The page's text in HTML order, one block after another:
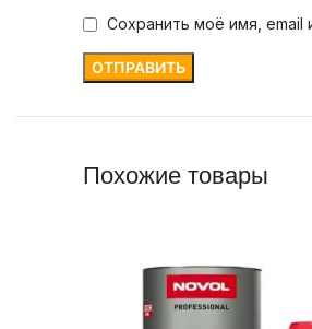
Сохранить моё имя,
Похожие товары